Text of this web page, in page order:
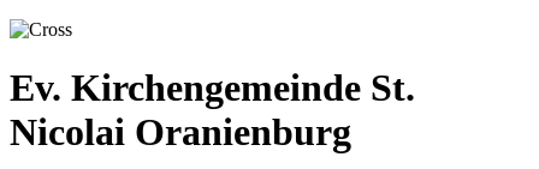
Ev. Kirchengemeinde St.
Nicolai Oranienburg